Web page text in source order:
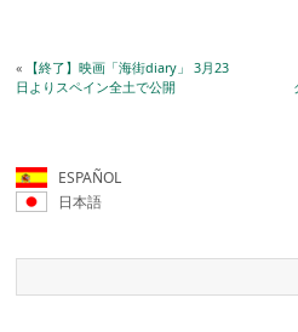
« 【終了】映画「海街diary」 3月23
日よりスペイン全土で公開
ESPAÑOL
日本語